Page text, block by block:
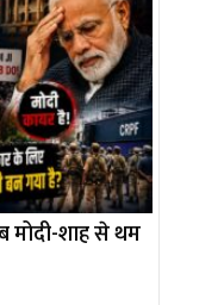
मोदी-शाह से थम